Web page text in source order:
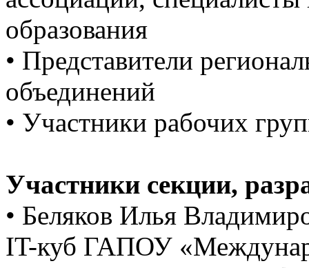
образования
• Представители
объединений
• Участники рабочих
Участники секции,
• Беляков Илья
IT-куб ГАПОУ